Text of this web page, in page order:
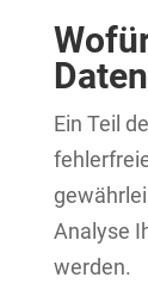
Ein Teil
Analyse
werden.